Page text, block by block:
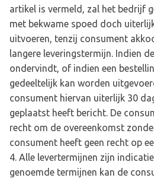
artikel is vermeld, zal het bedrijf
met bekwame spoed doch
uitvoeren, tenzij consument
langere leveringstermijn. Indien
ondervindt, of indien een
gedeeltelijk kan worden
consument hiervan uiterlijk 30
geplaatst heeft bericht. De
recht om de overeenkomst
consument heeft geen recht op
Alle levertermijnen zijn
genoemde termijnen kan de